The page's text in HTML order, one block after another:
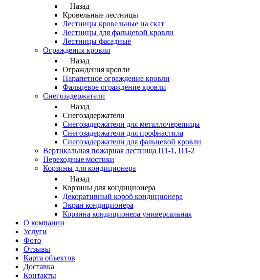
Назад
Кровельные лестницы
Лестницы кровельные на скат
Лестницы для фальцевой кровли
Лестницы фасадные
Ограждения кровли
Назад
Ограждения кровли
Парапетное ограждение кровли
Фальцевое ограждение кровли
Снегозадержатели
Назад
Снегозадержатели
Снегозадержатели для металлочерепицы
Снегозадержатели для профнастила
Снегозадержатели для фальцевой кровли
Вертикальная пожарная лестница П1-1, П1-2
Переходные мостики
Корзины для кондиционера
Назад
Корзины для кондиционера
Декоративный короб кондиционера
Экран кондиционера
Корзина кондиционера универсальная
О компании
Услуги
Фото
Отзывы
Карта объектов
Доставка
Контакты